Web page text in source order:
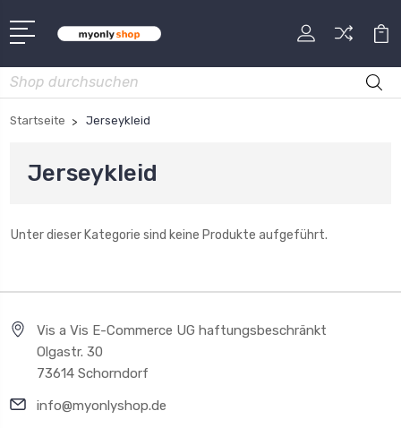
Suche
Startseite Jerseykleid
Jerseykleid
Unter dieser Kategorie sind keine Produkte aufgeführt.
Vis a Vis E-Commerce UG haftungsbeschränkt
Olgastr. 30
73614 Schorndorf
info@myonlyshop.de